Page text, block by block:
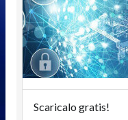
Scaricalo gratis!